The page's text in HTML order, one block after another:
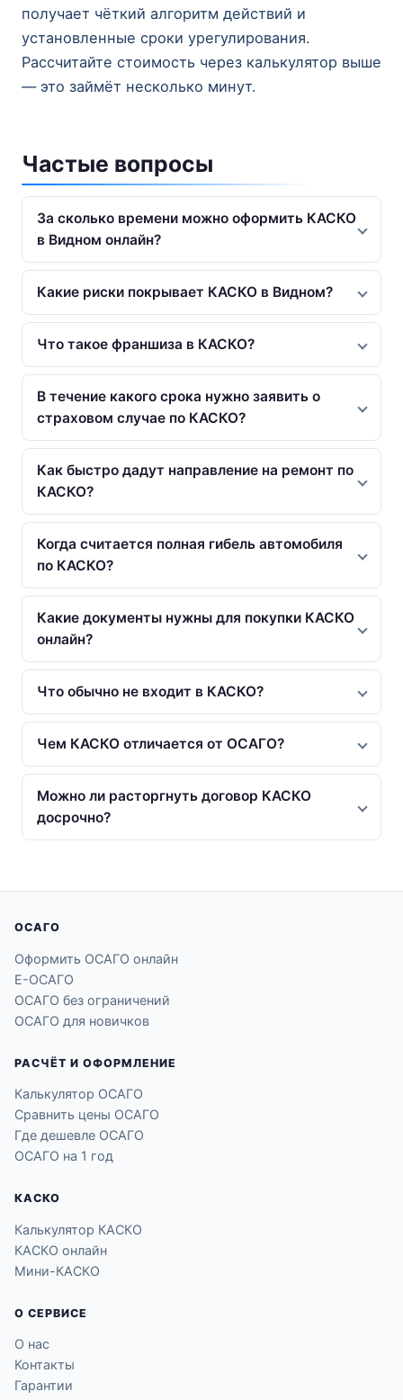
получает чёткий алгоритм действий и
установленные сроки урегулирования.
Рассчитайте стоимость через калькулятор выше
— это займёт несколько минут.
Частые вопросы
За сколько времени можно оформить КАСКО
в Видном онлайн?
Какие риски покрывает КАСКО в Видном?
Что такое франшиза в КАСКО?
В течение какого срока нужно заявить о
страховом случае по КАСКО?
Как быстро дадут направление на ремонт по
КАСКО?
Когда считается полная гибель автомобиля
по КАСКО?
Какие документы нужны для покупки КАСКО
онлайн?
Что обычно не входит в КАСКО?
Чем КАСКО отличается от ОСАГО?
Можно ли расторгнуть договор КАСКО
досрочно?
ОСАГО
Оформить ОСАГО онлайн
Е-ОСАГО
ОСАГО без ограничений
ОСАГО для новичков
РАСЧЁТ И ОФОРМЛЕНИЕ
Калькулятор ОСАГО
Сравнить цены ОСАГО
Где дешевле ОСАГО
ОСАГО на 1 год
КАСКО
Калькулятор КАСКО
КАСКО онлайн
Мини-КАСКО
О СЕРВИСЕ
О нас
Контакты
Гарантии